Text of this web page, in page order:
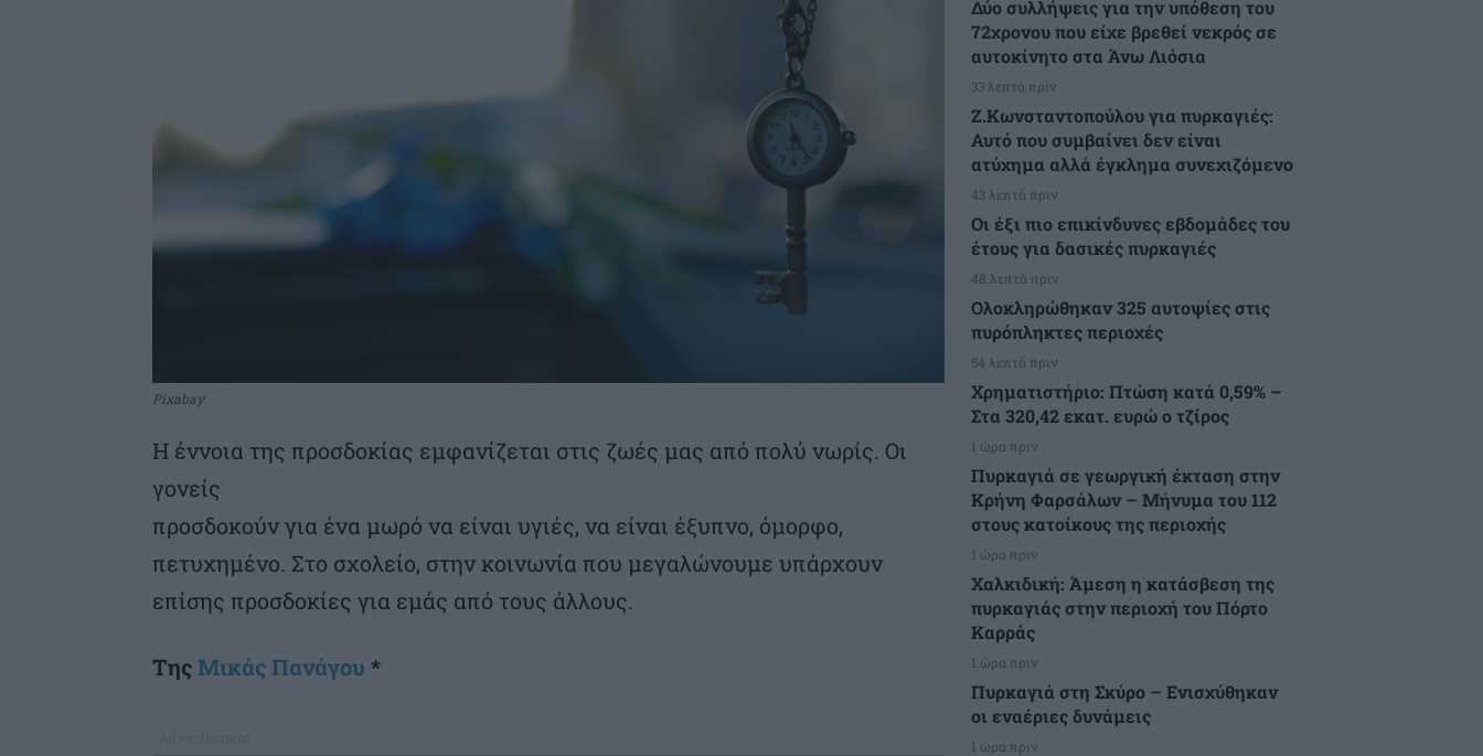
Pixabay
Η έννοια της προσδοκίας εμφανίζεται στις ζωές μας από πολύ νωρίς. Οι
γονείς
προσδοκούν για ένα μωρό να είναι υγιές, να είναι έξυπνο, όμορφο,
πετυχημένο. Στο σχολείο, στην κοινωνία που μεγαλώνουμε υπάρχουν
επίσης προσδοκίες για εμάς από τους άλλους.
ΤηςΜικάς Πανάγου *
Δύο συλλήψεις για την υπόθεση του
72χρονου που είχε βρεθεί νεκρός σε
αυτοκίνητο στα Άνω Λιόσια
33 λεπτά πριν
Ζ.Κωνσταντοπούλου για πυρκαγιές:
Αυτό που συμβαίνει δεν είναι
ατύχημα αλλά έγκλημα συνεχιζόμενο
43 λεπτά πριν
Οι έξι πιο επικίνδυνες εβδομάδες του
έτους για δασικές πυρκαγιές
48 λεπτά πριν
Ολοκληρώθηκαν 325 αυτοψίες στις
πυρόπληκτες περιοχές
54 λεπτά πριν
Χρηματιστήριο: Πτώση κατά 0,59% –
Στα 320,42 εκατ. ευρώ ο τζίρος
1 ώρα πριν
Πυρκαγιά σε γεωργική έκταση στην
Κρήνη Φαρσάλων – Μήνυμα του 112
στους κατοίκους της περιοχής
1 ώρα πριν
Χαλκιδική: Άμεση η κατάσβεση της
πυρκαγιάς στην περιοχή του Πόρτο
Καρράς
1 ώρα πριν
Πυρκαγιά στη Σκύρο – Ενισχύθηκαν
οι εναέριες δυνάμεις
1 ώρα πριν